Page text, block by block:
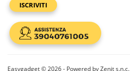
ISCRIVITI
Easygadget © 2026 - Powered by Zenit s.n.c.